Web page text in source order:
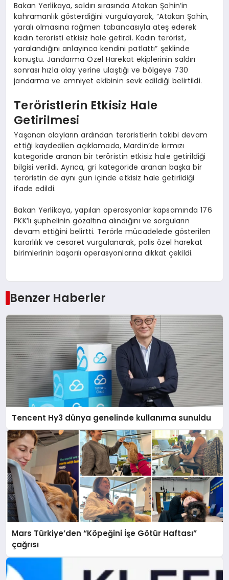
Bakan Yerlikaya, saldırı sırasında Atakan Şahin’in
kahramanlık gösterdiğini vurgulayarak, “Atakan Şahin,
yaralı olmasına rağmen tabancasıyla ateş ederek
kadın teröristi etkisiz hale getirdi. Kadın terörist,
yaralandığını anlayınca kendini patlattı” şeklinde
konuştu. Jandarma Özel Harekat ekiplerinin saldırı
sonrası hızla olay yerine ulaştığı ve bölgeye 730
jandarma ve emniyet ekibinin sevk edildiği belirtildi.
Teröristlerin Etkisiz Hale
Getirilmesi
Yaşanan olayların ardından teröristlerin takibi devam
ettiği kaydedilen açıklamada, Mardin’de kırmızı
kategoride aranan bir teröristin etkisiz hale getirildiği
bilgisi verildi. Ayrıca, gri kategoride aranan başka bir
teröristin de aynı gün içinde etkisiz hale getirildiği
ifade edildi.
Bakan Yerlikaya, yapılan operasyonlar kapsamında 176
PKK’lı şüphelinin gözaltına alındığını ve sorguların
devam ettiğini belirtti. Terörle mücadelede gösterilen
kararlılık ve cesaret vurgulanarak, polis özel harekat
birimlerinin başarılı operasyonlarına dikkat çekildi.
Benzer Haberler
Tencent Hy3 dünya genelinde kullanıma sunuldu
Mars Türkiye’den “Köpeğini İşe Götür Haftası”
çağrısı